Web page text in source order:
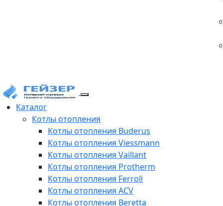
Каталог
Котлы отопления
Котлы отопления Buderus
Котлы отопления Viessmann
Котлы отопления Vaillant
Котлы отопления Protherm
Котлы отопления Ferroli
Котлы отопления ACV
Котлы отопления Beretta